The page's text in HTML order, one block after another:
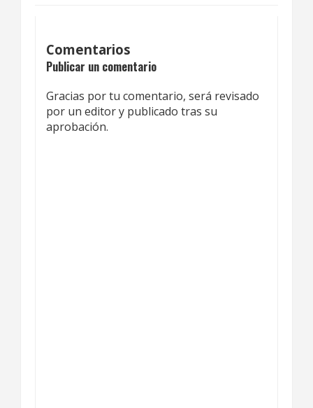
Comentarios
Publicar un comentario
Gracias por tu comentario, será revisado
por un editor y publicado tras su
aprobación.